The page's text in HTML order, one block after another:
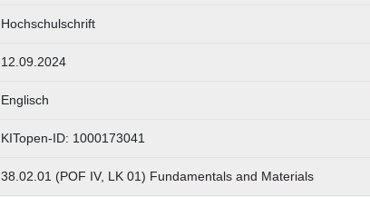
Hochschulschrift
12.09.2024
Englisch
KITopen-ID: 1000173041
38.02.01 (POF IV, LK 01) Fundamentals and Materials